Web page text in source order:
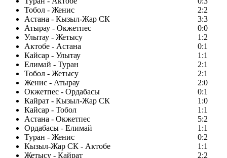
Тобол - Женис
2:2
Астана - Кызыл-Жар СК
3:3
Атырау - Окжетпес
0:0
Улытау - Жетысу
1:2
Актобе - Астана
0:1
Кайсар - Улытау
1:1
Елимай - Туран
2:1
Тобол - Жетысу
2:1
Женис - Атырау
2:0
Окжетпес - Ордабасы
0:1
Кайрат - Кызыл-Жар СК
1:0
Кайсар - Тобол
1:1
Астана - Окжетпес
5:2
Ордабасы - Елимай
1:1
Туран - Женис
0:2
Кызыл-Жар СК - Актобе
1:1
Жетысу - Кайрат
2:2